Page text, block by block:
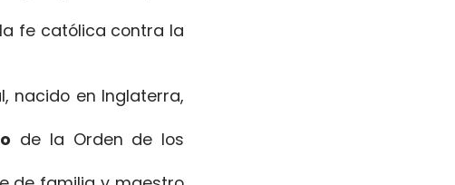
fe católica contra la
nacido en Inglaterra,
de la Orden de los